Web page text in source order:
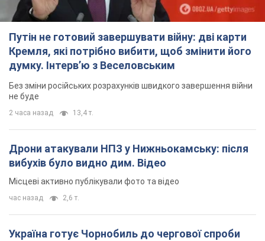
Путін не готовий завершувати війну: дві карти
Кремля, які потрібно вибити, щоб змінити його
думку. Інтерв’ю з Веселовським
Без зміни російських розрахунків швидкого завершення війни
не буде
2 часа назад 13,4 т.
Дрони атакували НПЗ у Нижньокамську: після
вибухів було видно дим. Відео
Місцеві активно публікували фото та відео
час назад 2,6 т.
Україна готує Чорнобиль до чергової спроби